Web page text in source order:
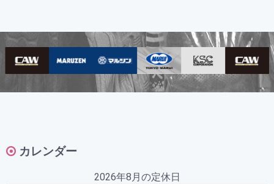
カレンダー
2026年8月の定休日